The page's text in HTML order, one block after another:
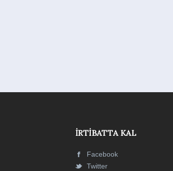
İRTIBATTA KAL
Facebook
Twitter